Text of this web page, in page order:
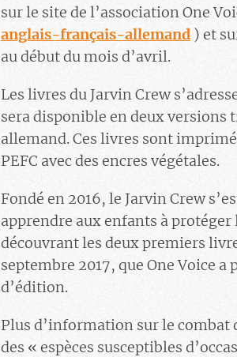
sur le site de l’association One
anglais-français-allemand) et
au début du mois d’avril.
Les livres du Jarvin Crew
sera disponible en deux
allemand. Ces livres sont
PEFC avec des encres végétales.
Fondé en 2016, le Jarvin Crew
apprendre aux enfants à protéger
découvrant les deux premiers
septembre 2017, que One Voice
d’édition.
Plus d’information sur le combat
des « espèces susceptibles